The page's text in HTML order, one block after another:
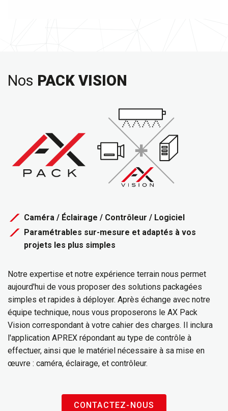
Nos PACK VISION
Caméra / Éclairage / Contrôleur / Logiciel
Paramétrables sur-mesure et adaptés à vos
projets les plus simples
Notre expertise et notre expérience terrain nous permet
aujourd'hui de vous proposer des solutions packagées
simples et rapides à déployer. Après échange avec notre
équipe technique, nous vous proposerons le AX Pack
Vision correspondant à votre cahier des charges. Il inclura
l'application APREX répondant au type de contrôle à
effectuer, ainsi que le matériel nécessaire à sa mise en
œuvre : caméra, éclairage, et contrôleur.
CONTACTEZ-NOUS